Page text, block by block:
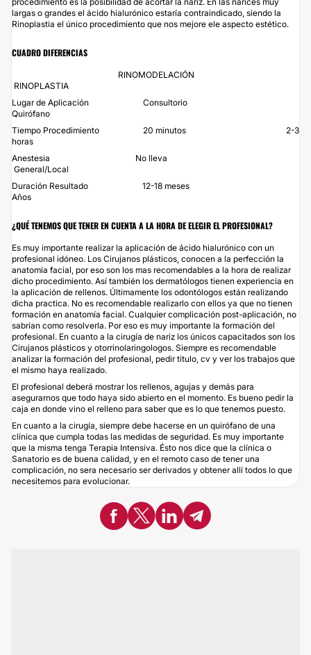
largas o grandes el ácido hialurónico estaría contraindicado, siendo la
Rinoplastia el único procedimiento que nos mejore ele aspecto estético.
CUADRO DIFERENCIAS
RINOMODELACIÓN
RINOPLASTIA
Lugar de Aplicación Consultorio
Quirófano
Tiempo Procedimiento 20 minutos 2-3
horas
Anestesia No lleva
General/Local
Duración Resultado 12-18 meses
Años
¿QUÉ TENEMOS QUE TENER EN CUENTA A LA HORA DE ELEGIR EL PROFESIONAL?
Es muy importante realizar la aplicación de ácido hialurónico con un
profesional idóneo. Los Cirujanos plásticos, conocen a la perfección la
anatomía facial, por eso son los mas recomendables a la hora de realizar
dicho procedimiento. Así también los dermatólogos tienen experiencia en
la aplicación de rellenos. Últimamente los odontólogos están realizando
dicha practica. No es recomendable realizarlo con ellos ya que no tienen
formación en anatomía facial. Cualquier complicación post-aplicación, no
sabrían como resolverla. Por eso es muy importante la formación del
profesional. En cuanto a la cirugía de nariz los únicos capacitados son los
Cirujanos plásticos y otorrinolaringologos. Siempre es recomendable
analizar la formación del profesional, pedir titulo, cv y ver los trabajos que
el mismo haya realizado.
El profesional deberá mostrar los rellenos, agujas y demás para
asegurarnos que todo haya sido abierto en el momento. Es bueno pedir la
caja en donde vino el relleno para saber que es lo que tenemos puesto.
En cuanto a la cirugía, siempre debe hacerse en un quirófano de una
clínica que cumpla todas las medidas de seguridad. Es muy importante
que la misma tenga Terapia Intensiva. Ésto nos dice que la clínica o
Sanatorio es de buena calidad, y en el remoto caso de tener una
complicación, no sera necesario ser derivados y obtener allí todos lo que
necesitemos para evolucionar.